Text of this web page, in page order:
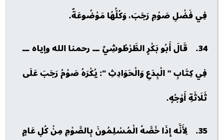
فِي فَضْلِ صَوْمِ رَجَبَ، وَكُلُّهُا مَوْضُوعَةٌ.
34. قَالَ أَبُو بَكْرٍ الطَّرْطُوشِيِّ ــ رحمنا الله وإياه ــ
فِي كِتَابِ " الْبِدَعِ وَالْحَوَادِثِ ": يُكْرَهُ صَوْمُ رَجَبَ عَلَى
ثَلَاثَةِ أَوْجُهٍ.
35. لِأَنَّه إِذَا خَصَّهُ الْمُسْلِمُونَ بِالصَّوْمِ مِنْ كُلِ عَامٍ